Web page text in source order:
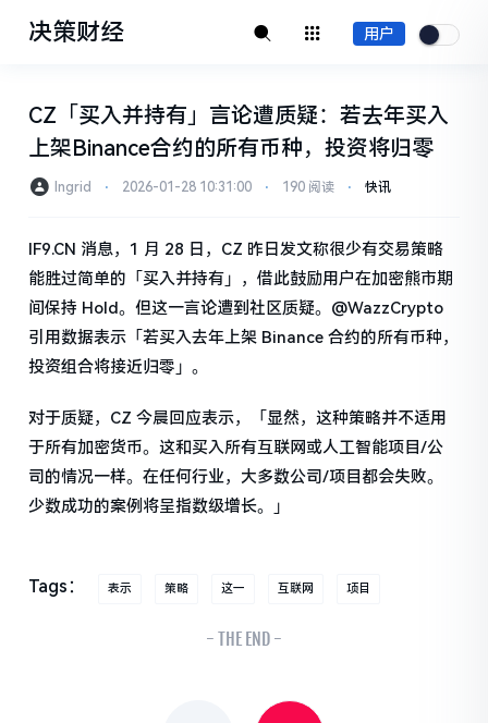
决策财经 用户
CZ「买入并持有」言论遭质疑：若去年买入
上架Binance合约的所有币种，投资将归零
Ingrid ⋅ 2026-01-28 10:31:00 ⋅ 190 阅读 ⋅ 快讯
IF9.CN 消息，1 月 28 日，CZ 昨日发文称很少有交易策略
能胜过简单的「买入并持有」，借此鼓励用户在加密熊市期
间保持 Hold。但这一言论遭到社区质疑。@WazzCrypto
引用数据表示「若买入去年上架 Binance 合约的所有币种，
投资组合将接近归零」。
对于质疑，CZ 今晨回应表示，「显然，这种策略并不适用
于所有加密货币。这和买入所有互联网或人工智能项目/公
司的情况一样。在任何行业，大多数公司/项目都会失败。
少数成功的案例将呈指数级增长。」
Tags： 表示 策略 这一 互联网 项目
- THE END -